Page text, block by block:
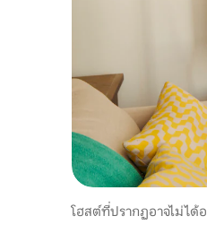
โฮสต์ที่ปรากฏอาจไม่ได้